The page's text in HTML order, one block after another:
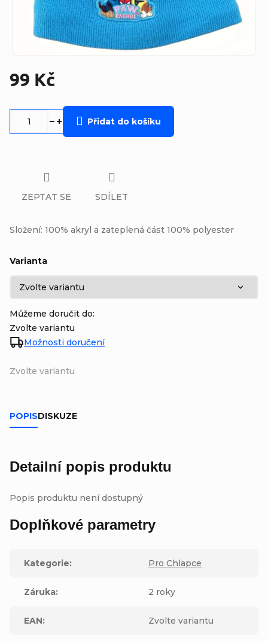
99 Kč
Zvolte variantu
Varianta
Můžeme doručit do:
Zvolte variantu
Možnosti doručení
Přidat do košíku
Složení: 100% akryl a zateplená část 100% polyester
ZEPTAT SE SDÍLET
POPISDISKUZE
Detailní popis produktu
Popis produktu není dostupný
Doplňkové parametry
Kategorie: Pro Chlapce
Záruka: 2 roky
EAN: Zvolte variantu